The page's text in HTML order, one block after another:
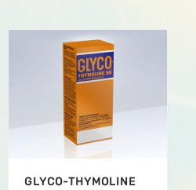
GLYCO-THYMOLINE